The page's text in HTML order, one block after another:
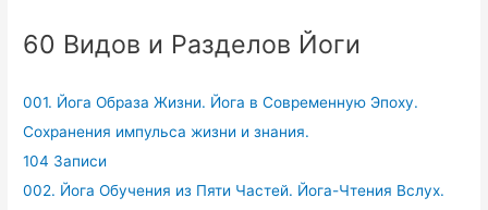
60 Видов и Разделов Йоги
001. Йога Образа Жизни. Йога в Современную Эпоху.
Сохранения импульса жизни и знания.
104 Записи
002. Йога Обучения из Пяти Частей. Йога-Чтения Вслух.